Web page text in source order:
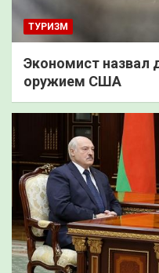
ТУРИЗМ
Экономист
оружием США